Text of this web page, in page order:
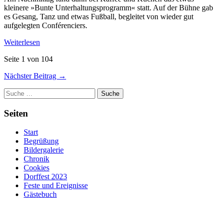
kleinere »Bunte Unterhaltungsprogramm« statt. Auf der Bühne gab
es Gesang, Tanz und etwas Fußball, begleitet von wieder gut
aufgelegten Conférenciers.
Weiterlesen
Seite 1 von 104
Nächster Beitrag →
Suche
Seiten
Start
Begrüßung
Bildergalerie
Chronik
Cookies
Dorffest 2023
Feste und Ereignisse
Gästebuch